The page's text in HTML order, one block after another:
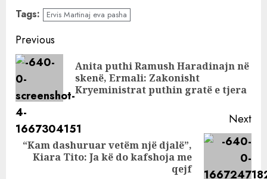
kryeministrit
Shqipërisë që
zhduku Ervis
Martinajn?
Tags: Ervis Martinaj eva pasha
Continue
Reading
Previous
Anita puthi Ramush Haradinajn në
skenë, Ermali: Zakonisht
Kryeministrat puthin gratë e tjera
Next
Next
“Kam dashuruar vetëm një djalë”,
Kiara Tito: Ja kë do kafshoja me
qejf